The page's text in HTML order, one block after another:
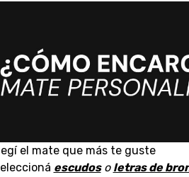
el mate que más te guste
escudoso letras de